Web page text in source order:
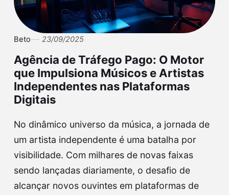
Beto 23/09/2025
Agência de Tráfego Pago: O Motor
que Impulsiona Músicos e Artistas
Independentes nas Plataformas
Digitais
No dinâmico universo da música, a jornada de
um artista independente é uma batalha por
visibilidade. Com milhares de novas faixas
sendo lançadas diariamente, o desafio de
alcançar novos ouvintes em plataformas de